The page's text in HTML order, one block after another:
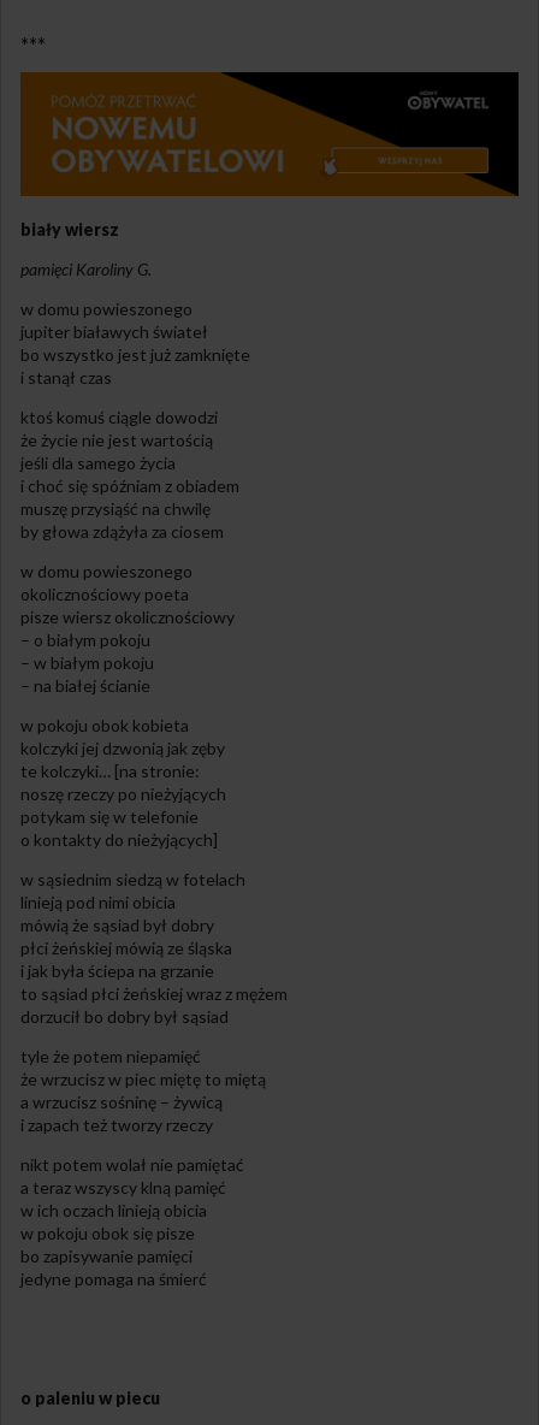
***
biały wiersz
pamięci Karoliny G.
w domu powieszonego
jupiter białawych świateł
bo wszystko jest już zamknięte
i stanął czas
ktoś komuś ciągle dowodzi
że życie nie jest wartością
jeśli dla samego życia
i choć się spóźniam z obiadem
muszę przysiąść na chwilę
by głowa zdążyła za ciosem
w domu powieszonego
okolicznościowy poeta
pisze wiersz okolicznościowy
– o białym pokoju
– w białym pokoju
– na białej ścianie
w pokoju obok kobieta
kolczyki jej dzwonią jak zęby
te kolczyki… [na stronie:
noszę rzeczy po nieżyjących
potykam się w telefonie
o kontakty do nieżyjących]
w sąsiednim siedzą w fotelach
linieją pod nimi obicia
mówią że sąsiad był dobry
płci żeńskiej mówią ze śląska
i jak była ściepa na grzanie
to sąsiad płci żeńskiej wraz z mężem
dorzucił bo dobry był sąsiad
tyle że potem niepamięć
że wrzucisz w piec miętę to miętą
a wrzucisz sośninę – żywicą
i zapach też tworzy rzeczy
nikt potem wolał nie pamiętać
a teraz wszyscy klną pamięć
w ich oczach linieją obicia
w pokoju obok się pisze
bo zapisywanie pamięci
jedyne pomaga na śmierć
o paleniu w piecu